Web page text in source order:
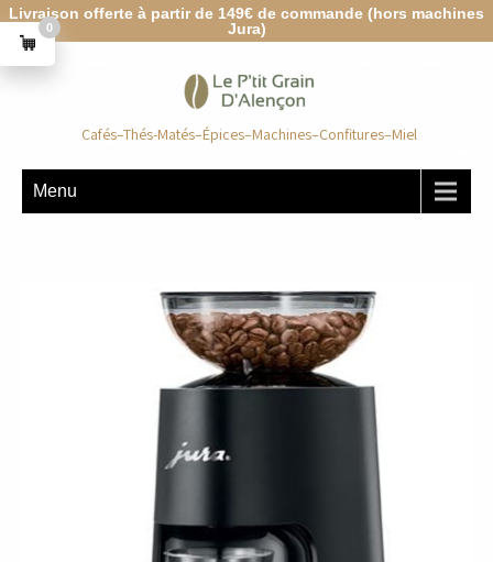
Livraison offerte à partir de 149€ de commande (hors machines
Jura)
Cafés–Thés-Matés–Épices–Machines–Confitures–Miel
Menu
0